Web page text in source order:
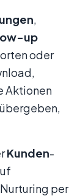
,
up
oder
Aktionen
Kunden-
per